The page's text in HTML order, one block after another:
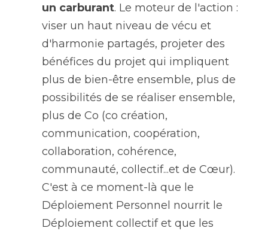
un carburant. Le moteur de l'action :
viser un haut niveau de vécu et
d'harmonie partagés, projeter des
bénéfices du projet qui impliquent
plus de bien-être ensemble, plus de
possibilités de se réaliser ensemble,
plus de Co (co création,
communication, coopération,
collaboration, cohérence,
communauté, collectif...et de Cœur).
C'est à ce moment-là que le
Déploiement Personnel nourrit le
Déploiement collectif et que les